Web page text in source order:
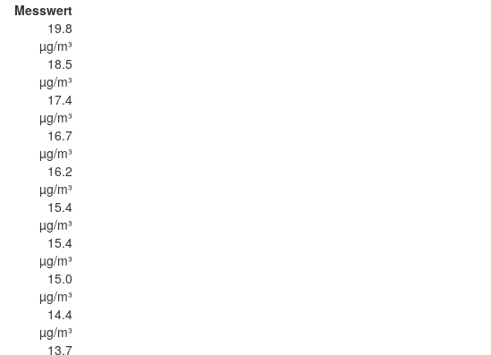
Messwert
19.8
µg/m³
18.5
µg/m³
17.4
µg/m³
16.7
µg/m³
16.2
µg/m³
15.4
µg/m³
15.4
µg/m³
15.0
µg/m³
14.4
µg/m³
13.7